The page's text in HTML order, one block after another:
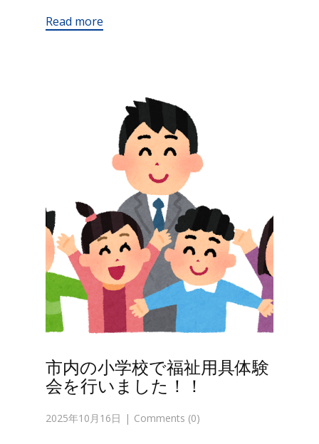
Read more
市内の小学校で福祉用具体験
会を行いました！！
2025年10月16日 Comments (0)